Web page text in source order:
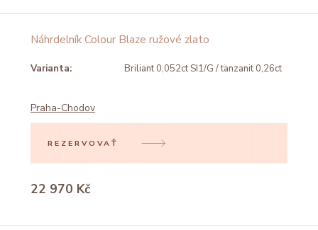
Náhrdelník Colour Blaze ružové zlato
Varianta: Briliant 0,052ct SI1/G / tanzanit 0,26ct
Praha-Chodov
REZERVOVAŤ
22 970 Kč